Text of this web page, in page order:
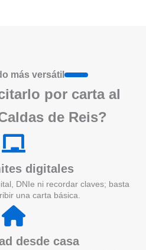
más versátil
por carta al
de Reis?
digitales
DNIe ni recordar claves; basta
una carta básica.
desde casa